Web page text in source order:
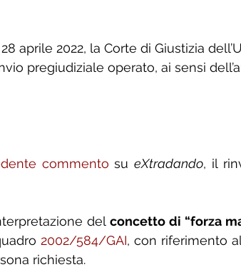
aprile 2022, la Corte di Giustizia
pregiudiziale operato, ai sensi
commento su eXtradando, il
del concetto di “forza
2002/584/GAI, con riferimento
richiesta.